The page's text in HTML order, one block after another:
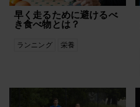
早く走るために避けるべ
き食べ物とは？
ランニング 栄養